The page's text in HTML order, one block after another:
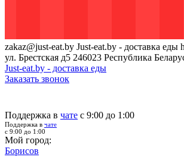
zakaz@just-eat.by Just-eat.by - доставка еды
ул. Брестская д5 246023 Республика
Just-eat.by - доставка еды
Заказать звонок
Поддержка в чате с 9:00 до 1:00
Поддержка в чате
с 9:00 до 1:00
Мой город:
Борисов